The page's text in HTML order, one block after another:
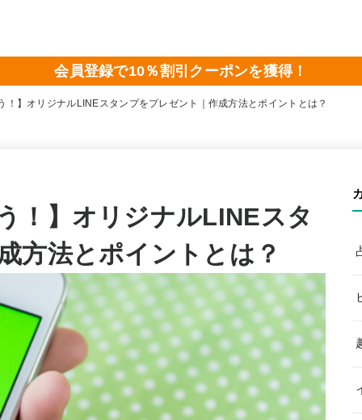
会員登録で10％割引クーポンを獲得！
！】オリジナルLINEスタンプをプレゼント｜作成方法とポイントとは？
！】オリジナルLINEスタ
方法とポイントとは？